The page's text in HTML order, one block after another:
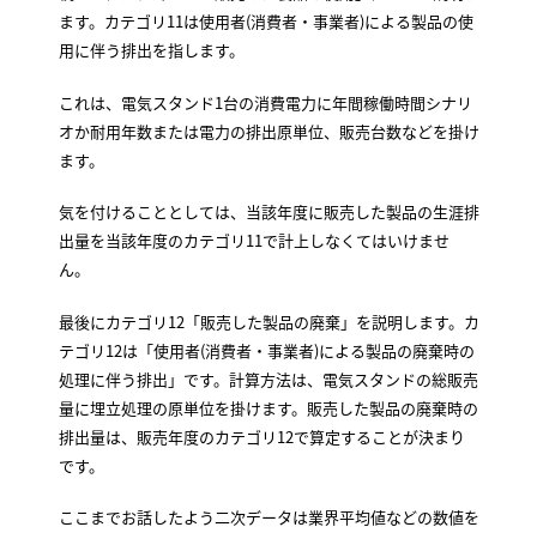
ます。カテゴリ11は使用者(消費者・事業者)による製品の使
用に伴う排出を指します。
これは、電気スタンド1台の消費電力に年間稼働時間シナリ
オか耐用年数または電力の排出原単位、販売台数などを掛け
ます。
気を付けることとしては、当該年度に販売した製品の生涯排
出量を当該年度のカテゴリ11で計上しなくてはいけませ
ん。
最後にカテゴリ12「販売した製品の廃棄」を説明します。カ
テゴリ12は「使用者(消費者・事業者)による製品の廃棄時の
処理に伴う排出」です。計算方法は、電気スタンドの総販売
量に埋立処理の原単位を掛けます。販売した製品の廃棄時の
排出量は、販売年度のカテゴリ12で算定することが決まり
です。
ここまでお話したよう二次データは業界平均値などの数値を